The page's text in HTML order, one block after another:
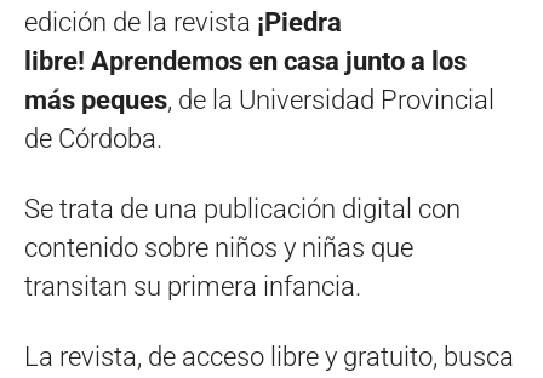
edición de la revista ¡Piedra
libre! Aprendemos en casa junto a los
más peques, de la Universidad Provincial
de Córdoba.
Se trata de una publicación digital con
contenido sobre niños y niñas que
transitan su primera infancia.
La revista, de acceso libre y gratuito, busca